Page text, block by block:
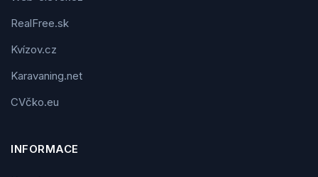
RealFree.sk
Kvízov.cz
Karavaning.net
CVčko.eu
INFORMACE